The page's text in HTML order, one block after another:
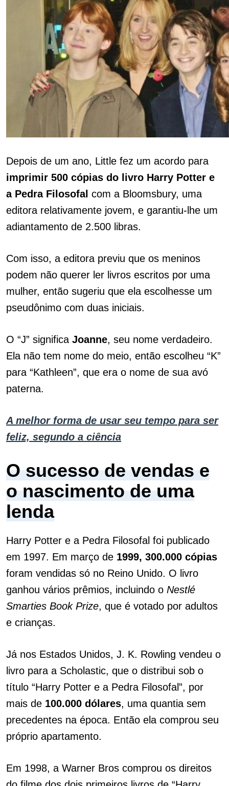
Depois de um ano, Little fez um acordo para
imprimir 500 cópias do livro Harry Potter e
a Pedra Filosofal com a Bloomsbury, uma
editora relativamente jovem, e garantiu-lhe um
adiantamento de 2.500 libras.
Com isso, a editora previu que os meninos
podem não querer ler livros escritos por uma
mulher, então sugeriu que ela escolhesse um
pseudônimo com duas iniciais.
O “J” significa Joanne, seu nome verdadeiro.
Ela não tem nome do meio, então escolheu “K”
para “Kathleen”, que era o nome de sua avó
paterna.
A melhor forma de usar seu tempo para ser
feliz, segundo a ciência
O sucesso de vendas e
o nascimento de uma
lenda
Harry Potter e a Pedra Filosofal foi publicado
em 1997. Em março de 1999, 300.000 cópias
foram vendidas só no Reino Unido. O livro
ganhou vários prêmios, incluindo o Nestlé
Smarties Book Prize, que é votado por adultos
e crianças.
Já nos Estados Unidos, J. K. Rowling vendeu o
livro para a Scholastic, que o distribui sob o
título “Harry Potter e a Pedra Filosofal”, por
mais de 100.000 dólares, uma quantia sem
precedentes na época. Então ela comprou seu
próprio apartamento.
Em 1998, a Warner Bros comprou os direitos